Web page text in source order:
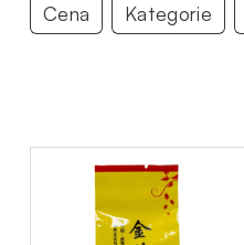
Cena Kategorie